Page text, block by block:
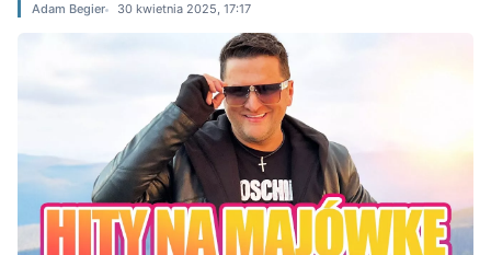
Adam Begier 30 kwietnia 2025, 17:17